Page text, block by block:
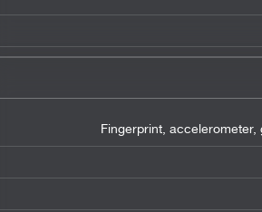
Fingerprint,